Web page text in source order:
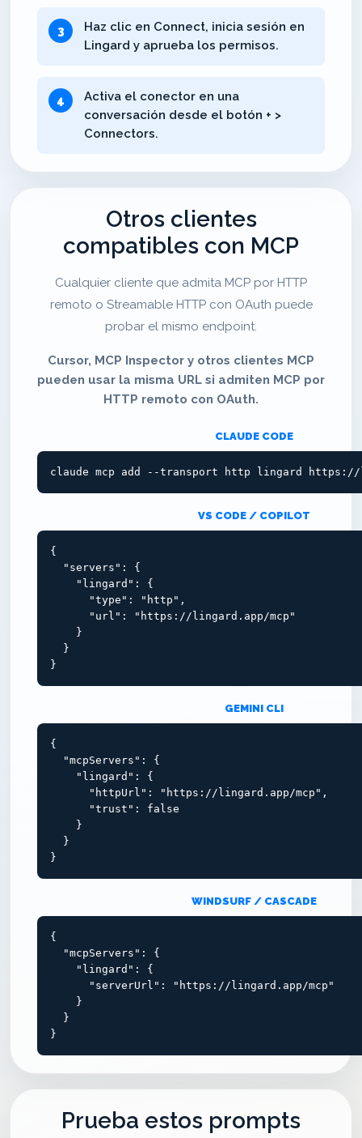
Haz clic en Connect, inicia sesión en
Lingard y aprueba los permisos.
Activa el conector en una
conversación desde el botón + >
Connectors.
Otros clientes
compatibles con MCP
Cualquier cliente que admita MCP por HTTP
remoto o Streamable HTTP con OAuth puede
probar el mismo endpoint.
Cursor, MCP Inspector y otros clientes MCP
pueden usar la misma URL si admiten MCP por
HTTP remoto con OAuth.
CLAUDE CODE
claude mcp add --transport http lingard https://
VS CODE / COPILOT
{
  "servers": {
    "lingard": {
      "type": "http",
      "url": "https://lingard.app/mcp"
    }
  }
}
GEMINI CLI
{
  "mcpServers": {
    "lingard": {
      "httpUrl": "https://lingard.app/mcp",
      "trust": false
    }
  }
}
WINDSURF / CASCADE
{
  "mcpServers": {
    "lingard": {
      "serverUrl": "https://lingard.app/mcp"
    }
  }
}
Prueba estos prompts